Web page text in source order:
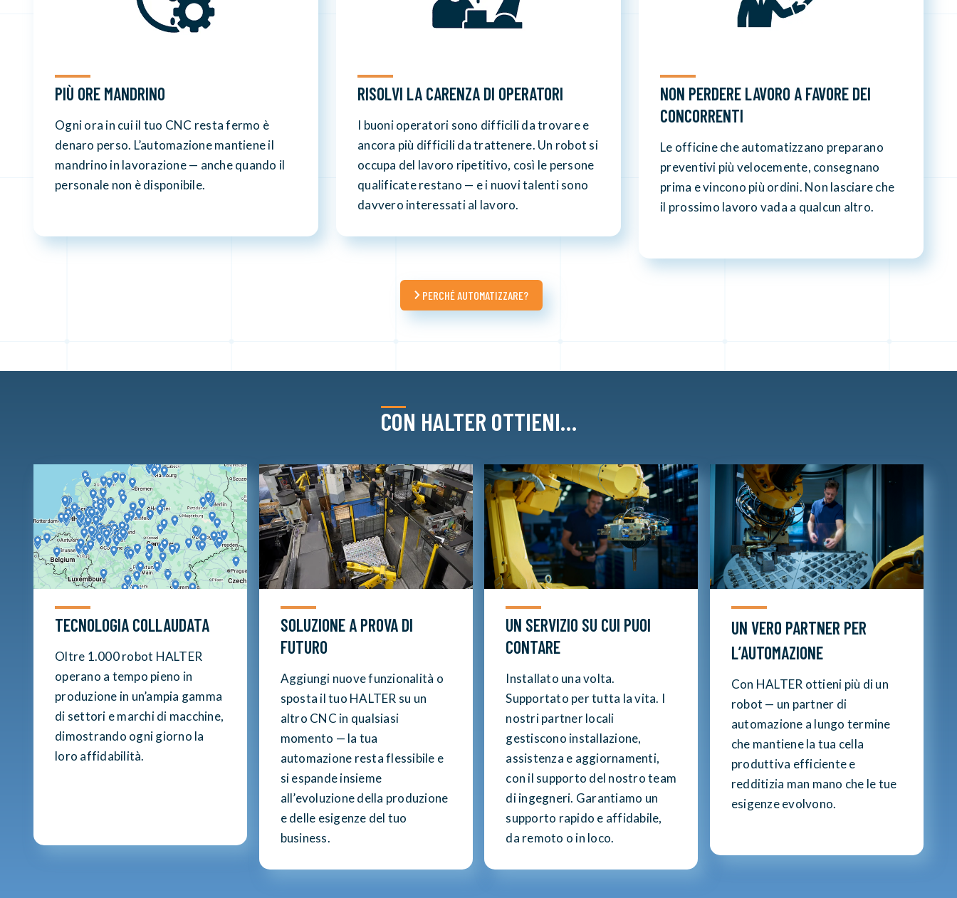
PIÙ ORE MANDRINO
Ogni ora in cui il tuo CNC resta fermo è
denaro perso. L’automazione mantiene il
mandrino in lavorazione — anche quando il
personale non è disponibile.
RISOLVI LA CARENZA DI OPERATORI
I buoni operatori sono difficili da trovare e
ancora più difficili da trattenere. Un robot si
occupa del lavoro ripetitivo, così le persone
qualificate restano — e i nuovi talenti sono
davvero interessati al lavoro.
NON PERDERE LAVORO A FAVORE DEI
CONCORRENTI
Le officine che automatizzano preparano
preventivi più velocemente, consegnano
prima e vincono più ordini. Non lasciare che
il prossimo lavoro vada a qualcun altro.
PERCHÉ AUTOMATIZZARE?
CON HALTER OTTIENI…
TECNOLOGIA COLLAUDATA
Oltre 1.000 robot HALTER
operano a tempo pieno in
produzione in un’ampia gamma
di settori e marchi di macchine,
dimostrando ogni giorno la
loro affidabilità.
SOLUZIONE A PROVA DI
FUTURO
Aggiungi nuove funzionalità o
sposta il tuo HALTER su un
altro CNC in qualsiasi
momento — la tua
automazione resta flessibile e
si espande insieme
all’evoluzione della produzione
e delle esigenze del tuo
business.
UN SERVIZIO SU CUI PUOI
CONTARE
Installato una volta.
Supportato per tutta la vita. I
nostri partner locali
gestiscono installazione,
assistenza e aggiornamenti,
con il supporto del nostro team
di ingegneri. Garantiamo un
supporto rapido e affidabile,
da remoto o in loco.
UN VERO PARTNER PER
L’AUTOMAZIONE
Con HALTER ottieni più di un
robot — un partner di
automazione a lungo termine
che mantiene la tua cella
produttiva efficiente e
redditizia man mano che le tue
esigenze evolvono.